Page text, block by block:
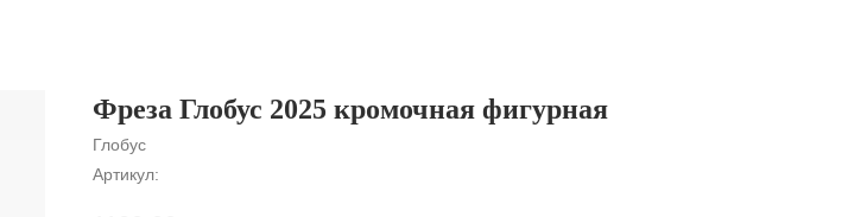
Фреза Глобус 2025 кромочная фигурная
Глобус
Артикул: